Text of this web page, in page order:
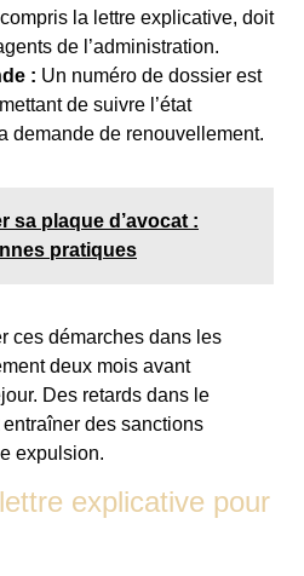
la lettre explicative, doit
de l’administration.
: Un numéro de dossier est
de suivre l’état
demande de renouvellement.
sa plaque d’avocat :
pratiques
ces démarches dans les
deux mois avant
Des retards dans le
des sanctions
expulsion.
explicative pour